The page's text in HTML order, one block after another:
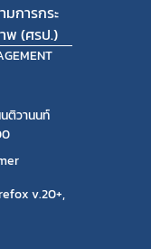
มการกระ
พ (ศรป.)
ติวานนท์
v.20+,